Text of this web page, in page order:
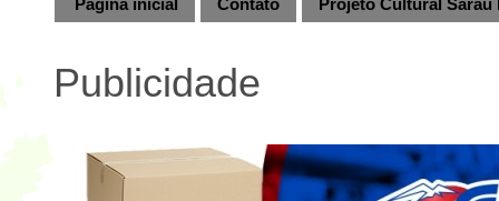
Página inicial Contato Projeto Cultural
Publicidade